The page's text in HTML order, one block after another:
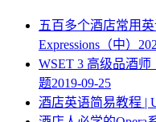
五百多个酒店常用英
Expressions（中）
WSET 3 高级品酒
题2019-09-25
酒店英语简易教程 |